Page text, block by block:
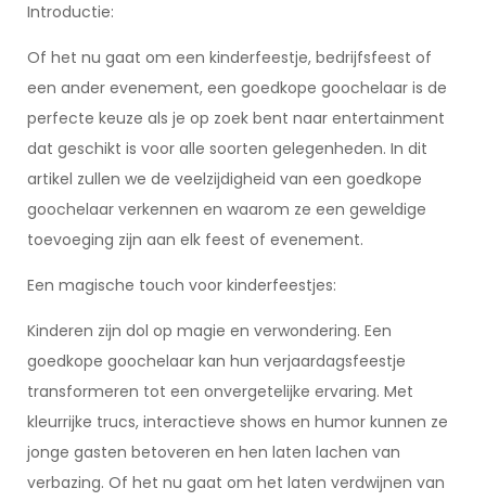
Introductie:
Of het nu gaat om een kinderfeestje, bedrijfsfeest of
een ander evenement, een goedkope goochelaar is de
perfecte keuze als je op zoek bent naar entertainment
dat geschikt is voor alle soorten gelegenheden. In dit
artikel zullen we de veelzijdigheid van een goedkope
goochelaar verkennen en waarom ze een geweldige
toevoeging zijn aan elk feest of evenement.
Een magische touch voor kinderfeestjes:
Kinderen zijn dol op magie en verwondering. Een
goedkope goochelaar kan hun verjaardagsfeestje
transformeren tot een onvergetelijke ervaring. Met
kleurrijke trucs, interactieve shows en humor kunnen ze
jonge gasten betoveren en hen laten lachen van
verbazing. Of het nu gaat om het laten verdwijnen van